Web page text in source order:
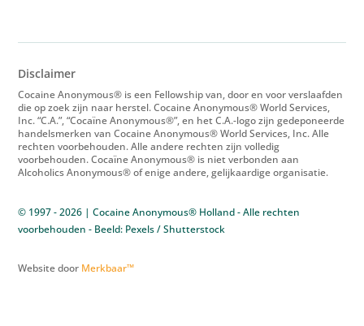
Disclaimer
Cocaine Anonymous® is een Fellowship van, door en voor verslaafden
die op zoek zijn naar herstel. Cocaine Anonymous® World Services,
Inc. “C.A.”, “Cocaïne Anonymous®”, en het C.A.-logo zijn gedeponeerde
handelsmerken van Cocaine Anonymous® World Services, Inc. Alle
rechten voorbehouden. Alle andere rechten zijn volledig
voorbehouden. Cocaïne Anonymous® is niet verbonden aan
Alcoholics Anonymous® of enige andere, gelijkaardige organisatie.
© 1997 - 2026 | Cocaine Anonymous® Holland - Alle rechten
voorbehouden - Beeld: Pexels / Shutterstock
Website door Merkbaar™